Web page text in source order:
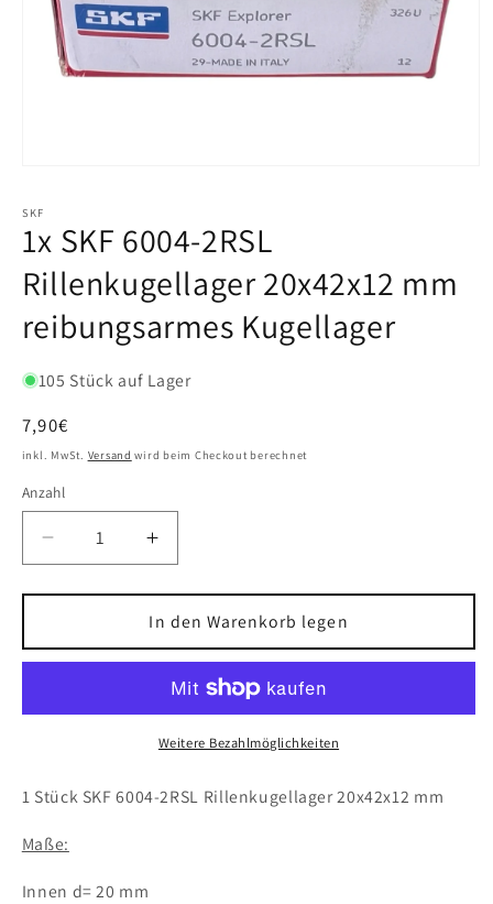
SKF
1x SKF 6004-2RSL
Rillenkugellager 20x42x12 mm
reibungsarmes Kugellager
105 Stück auf Lager
Normaler
Preis
7,90€
inkl. MwSt. Versand wird beim Checkout berechnet
Anzahl
Verringere
die
Menge
1x
SKF
2RSL
Rillenkugellager
mm
Kugellager
Erhöhe
die
Menge
für
1x
SKF
6004-
2RSL
Rillenkugellager
mm
reibungsarmes
In den Warenkorb legen
Weitere Bezahlmöglichkeiten
1 Stück SKF 6004-2RSL Rillenkugellager 20x42x12 mm
Maße:
Innen d= 20 mm